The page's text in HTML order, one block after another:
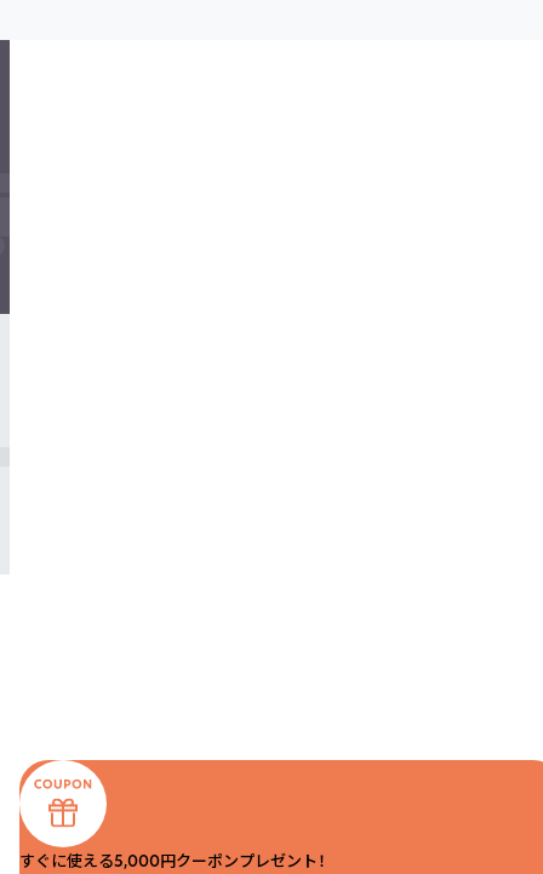
すぐに使える5,000円クーポンプレゼント！